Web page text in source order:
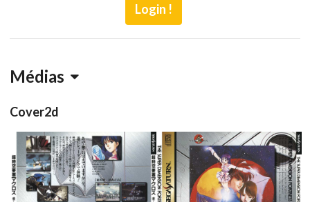
Login !
Médias
Cover2d
back front